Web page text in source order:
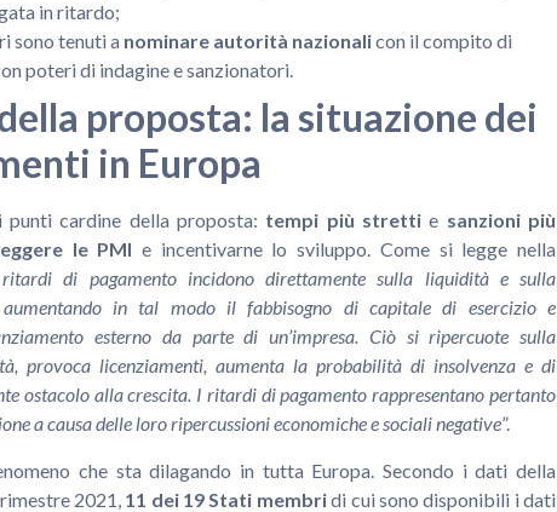
in ritardo;
sono tenuti a nominare autorità nazionalicon il compito di
poteri di indagine e sanzionatori.
proposta: la situazione dei
in Europa
cardine della proposta: tempi più stretti e sanzioni più
le PMI e incentivarne lo sviluppo. Come si legge nella
di pagamento incidono direttamente sulla liquidità e sulla
in tal modo il fabbisogno di capitale di esercizio e
esterno da parte di un’impresa. Ciò si ripercuote sulla
provoca licenziamenti, aumenta la probabilità di insolvenza e di
ostacolo alla crescita. I ritardi di pagamento rappresentano pertanto
a causa delle loro ripercussioni economiche e sociali negative”.
che sta dilagando in tutta Europa. Secondo i dati della
2021, 11 dei 19 Stati membridi cui sono disponibili i dati